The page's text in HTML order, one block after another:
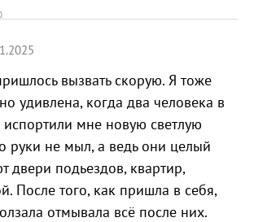
вызвать скорую. Я тоже
удивлена, когда два человека в
испортили мне новую светлую
руки не мыл, а ведь они целый
двери подьездов, квартир,
После того, как пришла в себя,
отмывала всё после них.